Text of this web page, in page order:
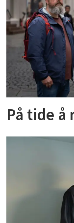
På tide å